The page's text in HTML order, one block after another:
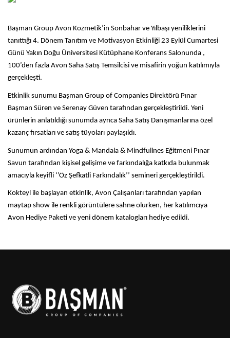
Başman Group Avon Kozmetik’in Sonbahar ve Yılbaşı yeniliklerini
tanıttığı 4. Dönem Tanıtım ve Motivasyon Etkinliği 23 Eylül Cumartesi
Günü Yakın Doğu Üniversitesi Kütüphane Konferans Salonunda ,
100’den fazla Avon Saha Satış Temsilcisi ve misafirin yoğun katılımıyla
gerçekleşti.
Etkinlik sunumu Başman Group of Companies Direktörü Pınar
Başman Süren ve Serenay Güven tarafından gerçekleştirildi. Yeni
ürünlerin anlatıldığı sunumda ayrıca Saha Satış Danışmanlarına özel
kazanç fırsatları ve satış tüyoları paylaşıldı.
Sunumun ardından Yoga & Mandala & Mindfullnes Eğitmeni Pınar
Savun tarafından kişisel gelişime ve farkındalığa katkıda bulunmak
amacıyla keyifli ‘’Öz Şefkatli Farkındalık’’ semineri gerçekleştirildi.
Kokteyl ile başlayan etkinlik, Avon Çalışanları tarafından yapılan
maytap show ile renkli görüntülere sahne olurken, her katılımcıya
Avon Hediye Paketi ve yeni dönem katalogları hediye edildi.